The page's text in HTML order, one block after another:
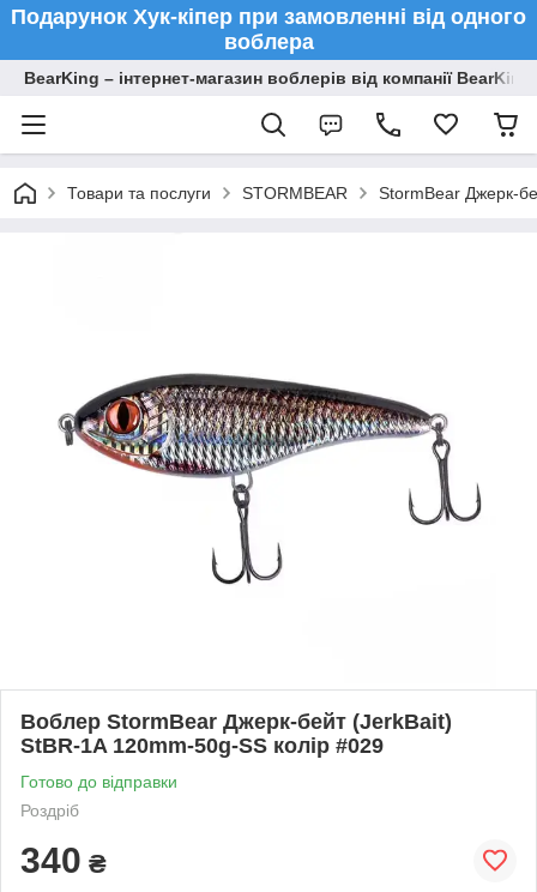
Подарунок Хук-кіпер при замовленні від одного
воблера
BearKing – інтернет-магазин воблерів від компанії BearKing
Товари та послуги STORMBEAR StormBear Джерк-
Воблер StormBear Джерк-бейт (JerkBait)
StBR-1A 120mm-50g-SS колір #029
Готово до відправки
Роздріб
340 ₴